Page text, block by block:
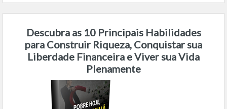
Descubra as 10 Principais Habilidades
para Construir Riqueza, Conquistar sua
Liberdade Financeira e Viver sua Vida
Plenamente